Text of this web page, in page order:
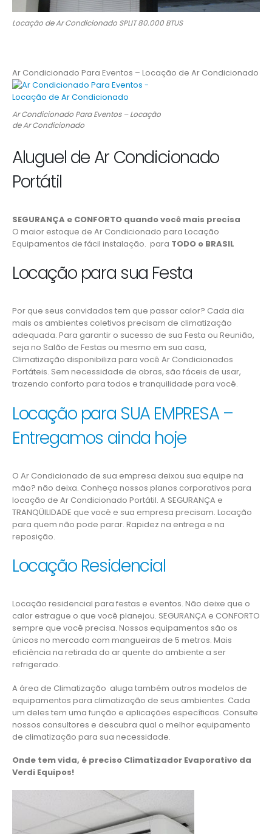
Locação de Ar Condicionado SPLIT 80.000 BTUS
Ar Condicionado Para Eventos – Locação de Ar Condicionado
Ar Condicionado Para Eventos – Locação
de Ar Condicionado
Aluguel de Ar Condicionado
Portátil
SEGURANÇA e CONFORTO quando você mais precisa
O maior estoque de Ar Condicionado para Locação
Equipamentos de fácil instalação. para TODO o BRASIL
Locação para sua Festa
Por que seus convidados tem que passar calor? Cada dia
mais os ambientes coletivos precisam de climatização
adequada. Para garantir o sucesso de sua Festa ou Reunião,
seja no Salão de Festas ou mesmo em sua casa,
Climatização disponibiliza para você Ar Condicionados
Portáteis. Sem necessidade de obras, são fáceis de usar,
trazendo conforto para todos e tranquilidade para você.
Locação para SUA EMPRESA –
Entregamos ainda hoje
O Ar Condicionado de sua empresa deixou sua equipe na
mão? não deixa. Conheça nossos planos corporativos para
locação de Ar Condicionado Portátil. A SEGURANÇA e
TRANQÜILIDADE que você e sua empresa precisam. Locação
para quem não pode parar. Rapidez na entrega e na
reposição.
Locação Residencial
Locação residencial para festas e eventos. Não deixe que o
calor estrague o que você planejou. SEGURANÇA e CONFORTO
sempre que você precisa. Nossos equipamentos são os
únicos no mercado com mangueiras de 5 metros. Mais
eficiência na retirada do ar quente do ambiente a ser
refrigerado.
A área de Climatização aluga também outros modelos de
equipamentos para climatização de seus ambientes. Cada
um deles tem uma função e aplicações específicas. Consulte
nossos consultores e descubra qual o melhor equipamento
de climatização para sua necessidade.
Onde tem vida, é preciso Climatizador Evaporativo da
Verdi Equipos!